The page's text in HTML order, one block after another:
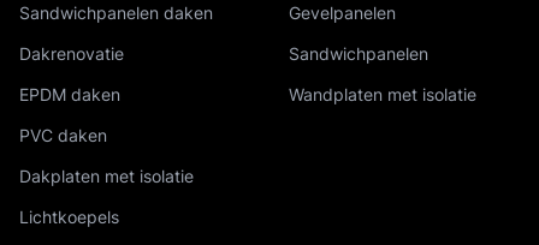
Sandwichpanelen daken
Dakrenovatie
EPDM daken
PVC daken
Dakplaten met isolatie
Lichtkoepels
Gevelpanelen
Sandwichpanelen
Wandplaten met isolatie